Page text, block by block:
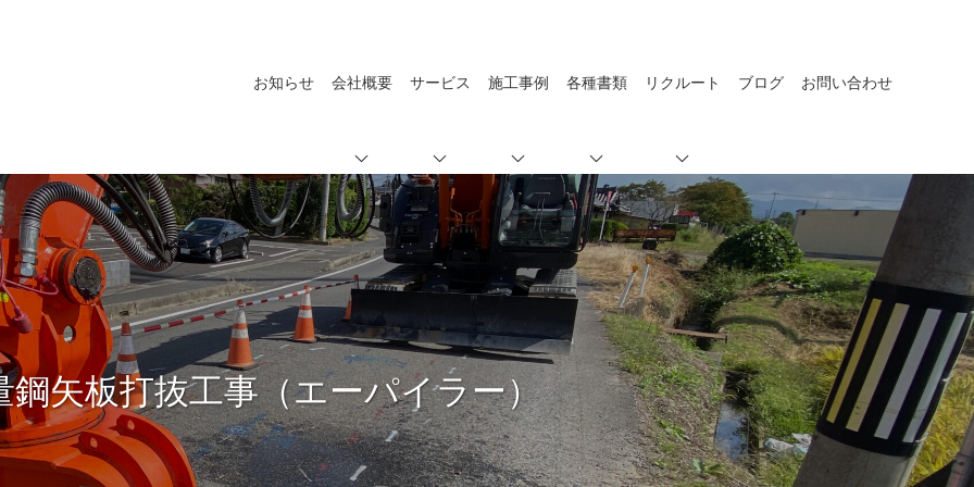
お知らせ 会社概要 サービス 施工事例 各種書類 リクルート ブログ お問い合わせ
鋼矢板打抜工事（エーパイラー）